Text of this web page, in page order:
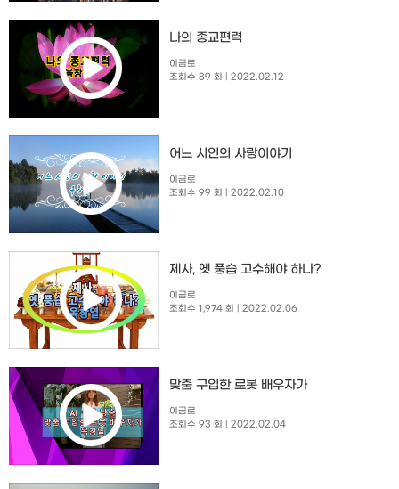
나의 종교편력
이금로
조회수 89 회
| 2022.02.12
​어느 시인의 사랑이야기
이금로
조회수 99 회
| 2022.02.10
제사, 옛 풍습 고수해야 하나?
이금로
조회수 1,974 회
| 2022.02.06
맞춤 구입한 로봇 배우자가
이금로
조회수 93 회
| 2022.02.04